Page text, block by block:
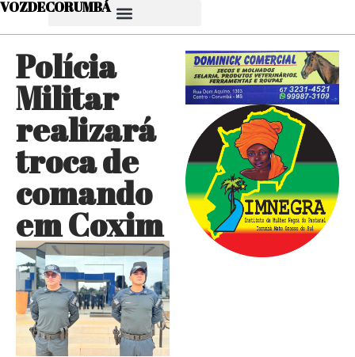
VOZDECORUMBÁ
Polícia
Militar
realizará
troca de
comando
em Coxim